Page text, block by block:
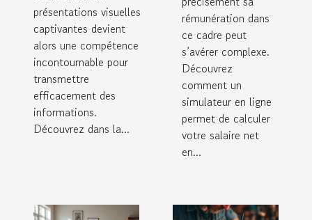
présentations visuelles
captivantes devient
alors une compétence
incontournable pour
transmettre
efficacement des
informations.
Découvrez dans la...
rémunération dans
ce cadre peut
s’avérer complexe.
Découvrez
comment un
simulateur en ligne
permet de calculer
votre salaire net
en...